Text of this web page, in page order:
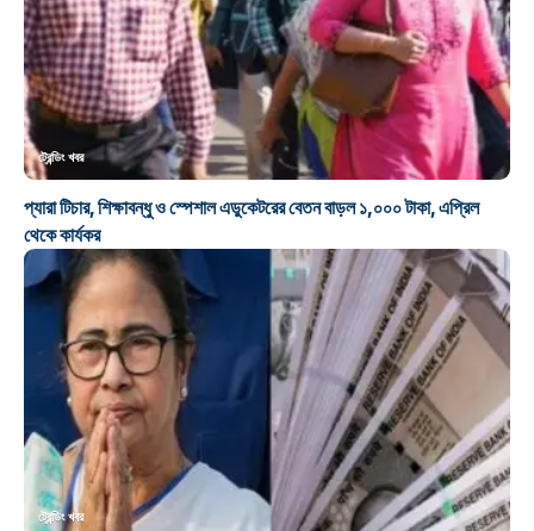
ট্রেন্ডিং খবর
প্যারা টিচার, শিক্ষাবন্ধু ও স্পেশাল এডুকেটরের বেতন বাড়ল ১,০০০ টাকা, এপ্রিল
থেকে কার্যকর
ট্রেন্ডিং খবর